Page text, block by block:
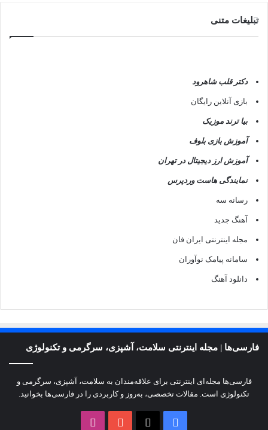
تبلیغات متنی
دکتر قلب شاهرود
بازی آنلاین رایگان
بیا ترند موزیک
آموزش بازی بلوف
آموزش ارز دیجیتال در تهران
نمایندگی هاست وردپرس
رسانه سه
آهنگ جدید
مجله اینترنتی ایران فان
سامانه پیامک نوآوران
دانلود آهنگ
فارسی‌ها | مجله اینترنتی سلامت، آشپزی، سرگرمی و تکنولوژی
فارسی‌ها مجله‌ای اینترنتی برای علاقه‌مندان به سلامت، آشپزی، سرگرمی و
تکنولوژی است. مقالات تخصصی، به‌روز و کاربردی را در فارسی‌ها بخوانید.
فیسبوک یوتیوب